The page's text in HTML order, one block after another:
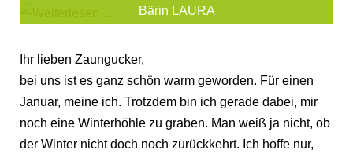
Bärin LAURA
Ihr lieben Zaungucker,
bei uns ist es ganz schön warm geworden. Für einen
Januar, meine ich. Trotzdem bin ich gerade dabei, mir
noch eine Winterhöhle zu graben. Man weiß ja nicht, ob
der Winter nicht doch noch zurückkehrt. Ich hoffe nur,